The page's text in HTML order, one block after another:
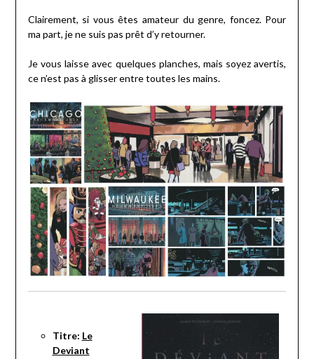
Clairement, si vous êtes amateur du genre, foncez. Pour
ma part, je ne suis pas prêt d’y retourner.
Je vous laisse avec quelques planches, mais soyez avertis,
ce n’est pas à glisser entre toutes les mains.
Titre: Le
Deviant